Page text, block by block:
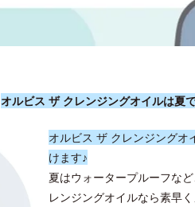
オルビス ザ クレンジングオイルは夏
オルビス ザ クレンジングオ
けます♪
夏はウォータープルーフな
レンジングオイルなら素早